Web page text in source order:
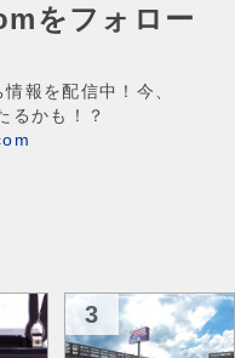
をフォロー
報を配信中！今、
るかも！？
3